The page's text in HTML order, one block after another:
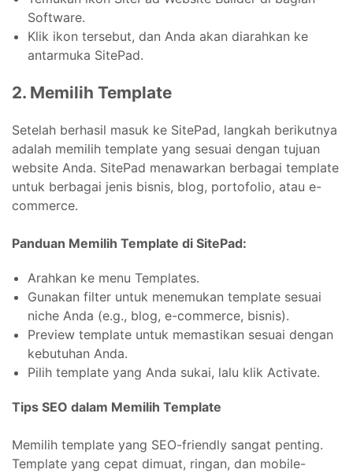
Software.
Klik ikon tersebut, dan Anda akan diarahkan ke
antarmuka SitePad.
2. Memilih Template
Setelah berhasil masuk ke SitePad, langkah berikutnya
adalah memilih template yang sesuai dengan tujuan
website Anda. SitePad menawarkan berbagai template
untuk berbagai jenis bisnis, blog, portofolio, atau e-
commerce.
Panduan Memilih Template di SitePad:
Arahkan ke menu Templates.
Gunakan filter untuk menemukan template sesuai
niche Anda (e.g., blog, e-commerce, bisnis).
Preview template untuk memastikan sesuai dengan
kebutuhan Anda.
Pilih template yang Anda sukai, lalu klik Activate.
Tips SEO dalam Memilih Template
Memilih template yang SEO-friendly sangat penting.
Template yang cepat dimuat, ringan, dan mobile-